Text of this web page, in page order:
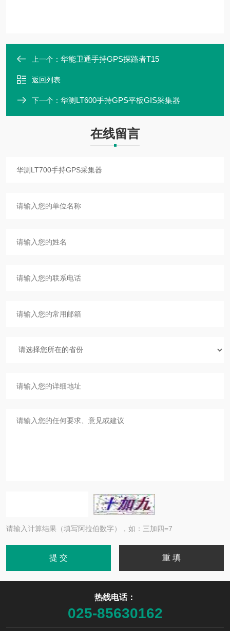
上一个： 华能卫通手持GPS探路者T15
返回列表
下一个： 华测LT600手持GPS平板GIS采集器
在线留言
请输入计算结果（填写阿拉伯数字），如：三加四=7
热线电话：
025-85630162